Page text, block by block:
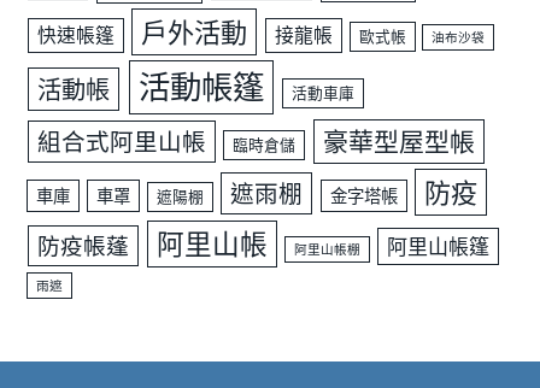
快速帳篷 戶外活動 接龍帳 歐式帳 油布沙袋
活動帳 活動帳篷 活動車庫
組合式阿里山帳 臨時倉儲 豪華型屋型帳
車庫 車罩 遮陽棚 遮雨棚 金字塔帳 防疫
防疫帳蓬 阿里山帳 阿里山帳棚 阿里山帳篷
雨遮